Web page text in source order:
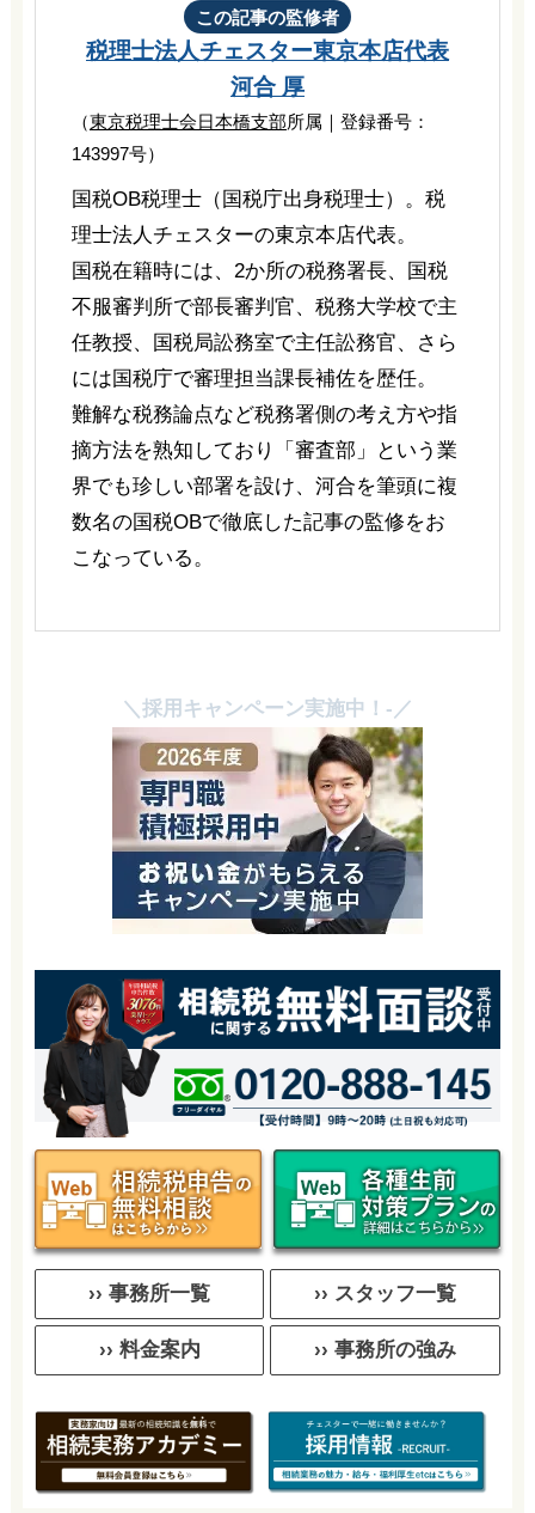
この記事の監修者
税理士法人チェスター東京本店代表
河合 厚
（東京税理士会日本橋支部所属｜登録番号：
143997号）
国税OB税理士（国税庁出身税理士）。税
理士法人チェスターの東京本店代表。
国税在籍時には、2か所の税務署長、国税
不服審判所で部長審判官、税務大学校で主
任教授、国税局訟務室で主任訟務官、さら
には国税庁で審理担当課長補佐を歴任。
難解な税務論点など税務署側の考え方や指
摘方法を熟知しており「審査部」という業
界でも珍しい部署を設け、河合を筆頭に複
数名の国税OBで徹底した記事の監修をお
こなっている。
＼採用キャンペーン実施中！-／
›› 事務所一覧 ›› スタッフ一覧
›› 料金案内 ›› 事務所の強み